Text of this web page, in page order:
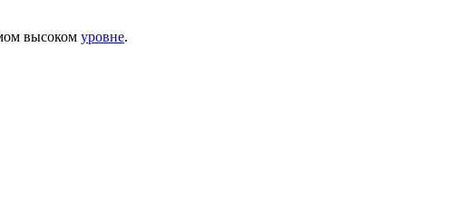
высоком уровне.